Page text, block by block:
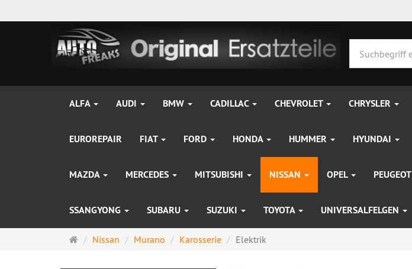
ALFA AUDI BMW CADILLAC CHEVROLET CHRYSLER
EUROREPAIR FIAT FORD HONDA HUMMER HYUNDAI
MAZDA MERCEDES MITSUBISHI NISSAN OPEL PEUGEOT
SSANGYONG SUBARU SUZUKI TOYOTA UNIVERSALFELGEN
Startseite
Nissan Murano Karosserie Elektrik